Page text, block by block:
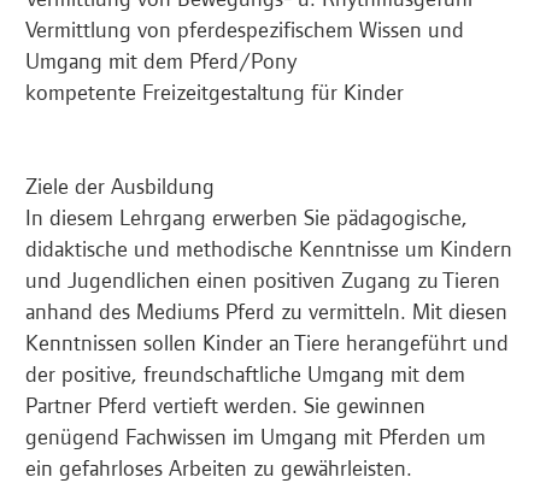
Vermittlung von pferdespezifischem Wissen und
Umgang mit dem Pferd/Pony
kompetente Freizeitgestaltung für Kinder
Ziele der Ausbildung
In diesem Lehrgang erwerben Sie pädagogische,
didaktische und methodische Kenntnisse um Kindern
und Jugendlichen einen positiven Zugang zu Tieren
anhand des Mediums Pferd zu vermitteln. Mit diesen
Kenntnissen sollen Kinder an Tiere herangeführt und
der positive, freundschaftliche Umgang mit dem
Partner Pferd vertieft werden. Sie gewinnen
genügend Fachwissen im Umgang mit Pferden um
ein gefahrloses Arbeiten zu gewährleisten.